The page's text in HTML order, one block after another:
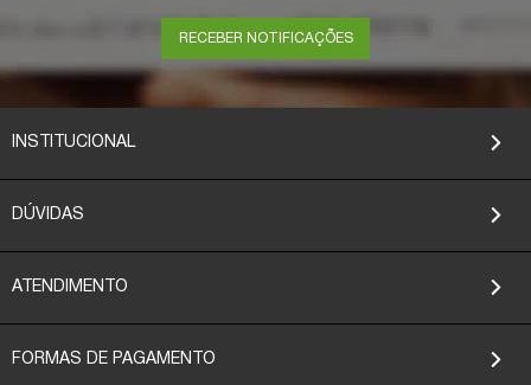
RECEBER NOTIFICAÇÕES
INSTITUCIONAL
DÚVIDAS
ATENDIMENTO
FORMAS DE PAGAMENTO